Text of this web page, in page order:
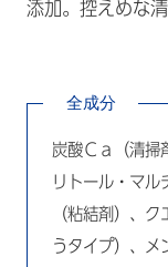
添加。控えめな清
全成分
炭酸Ｃａ（清掃
リトール・マル
（粘結剤）、
うタイプ）、メ